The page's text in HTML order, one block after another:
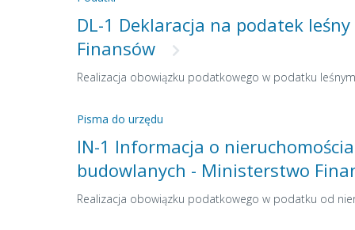
DL-1 Deklaracja na podatek
Finansów
Realizacja obowiązku podatkowego w podatku leśnym
Pisma do urzędu
IN-1 Informacja o
budowlanych - Ministerstwo
Realizacja obowiązku podatkowego w podatku od